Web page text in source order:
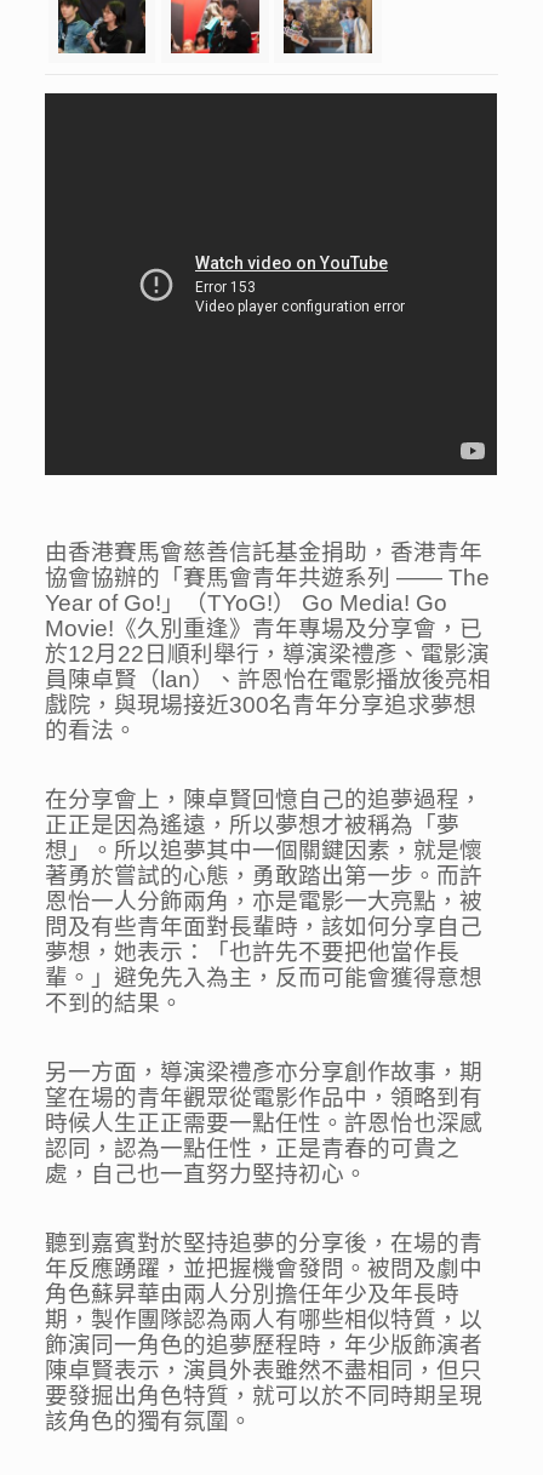
由香港賽馬會慈善信託基金捐助，香港青年
協會協辦的「賽馬會青年共遊系列 —— The
Year of Go!」（TYoG!） Go Media! Go
Movie!《久別重逢》青年專場及分享會，已
於12月22日順利舉行，導演梁禮彥、電影演
員陳卓賢（lan）、許恩怡在電影播放後亮相
戲院，與現場接近300名青年分享追求夢想
的看法。
在分享會上，陳卓賢回憶自己的追夢過程，
正正是因為遙遠，所以夢想才被稱為「夢
想」。所以追夢其中一個關鍵因素，就是懷
著勇於嘗試的心態，勇敢踏出第一步。而許
恩怡一人分飾兩角，亦是電影一大亮點，被
問及有些青年面對長輩時，該如何分享自己
夢想，她表示：「也許先不要把他當作長
輩。」避免先入為主，反而可能會獲得意想
不到的結果。
另一方面，導演梁禮彥亦分享創作故事，期
望在場的青年觀眾從電影作品中，領略到有
時候人生正正需要一點任性。許恩怡也深感
認同，認為一點任性，正是青春的可貴之
處，自己也一直努力堅持初心。
聽到嘉賓對於堅持追夢的分享後，在場的青
年反應踴躍，並把握機會發問。被問及劇中
角色蘇昇華由兩人分別擔任年少及年長時
期，製作團隊認為兩人有哪些相似特質，以
飾演同一角色的追夢歷程時，年少版飾演者
陳卓賢表示，演員外表雖然不盡相同，但只
要發掘出角色特質，就可以於不同時期呈現
該角色的獨有氛圍。